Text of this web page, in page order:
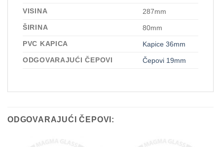
VISINA
287mm
ŠIRINA
80mm
PVC KAPICA
Kapice 36mm
ODGOVARAJUĆI ČEPOVI
Čepovi 19mm
ODGOVARAJUĆI ČEPOVI: